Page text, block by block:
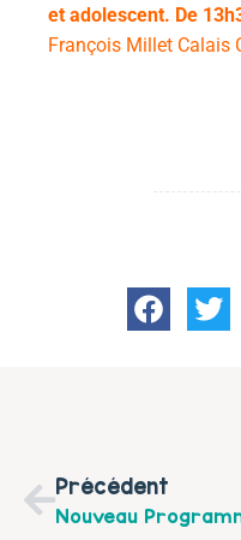
et adolescent. De
François Millet Calais
Précédent